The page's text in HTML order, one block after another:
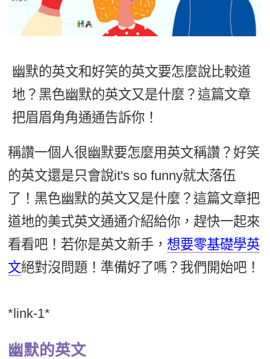
基礎字彙
情境閱讀
英文寫作
Cengage TED Talks
Let's Talk
西班牙語
兒童美語
企業訓練
數位學習教材
幽默的英文和好笑的英文要怎麼說比較道
地？黑色幽默的英文又是什麼？這篇文章
把眉眉角角通通告訴你！
稱讚一個人很幽默要怎麼用英文稱讚？好笑
的英文還是只會說it's so funny就太落伍
了！黑色幽默的英文又是什麼？這篇文章把
道地的美式英文通通介紹給你，趕快一起來
看看吧！若你是英文新手， 想要零基礎學英
文絕對沒問題！準備好了嗎？我們開始吧！
*link-1*
幽默的英文